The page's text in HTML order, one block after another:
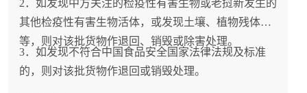
2．如发现中方关注的检疫性有害生物或老挝新发生的
其他检疫性有害生物活体，或发现土壤、植物残体
等，则对该批货物作退回、销毁或除害处理。
3．如发现不符合中国食品安全国家法律法规及标准
的，则对该批货物作退回或销毁处理。